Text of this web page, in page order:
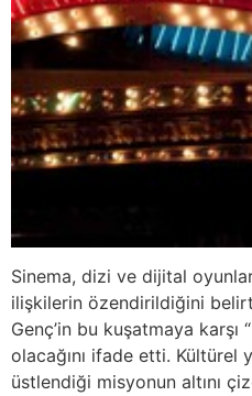
Sinema, dizi ve dijital oyunlar
ilişkilerin özendirildiğini
Genç’in bu kuşatmaya
olacağını ifade etti. Kültürel
üstlendiği misyonun altını